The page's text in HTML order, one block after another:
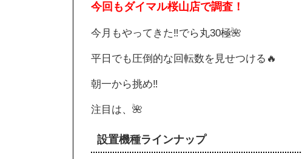
今回もダイマル桜山店で調査！
今月もやってきた‼️でら丸30極🌺
平日でも圧倒的な回転数を見せつける🔥
朝一から挑め‼️
注目は、🌺
設置機種ラインナップ